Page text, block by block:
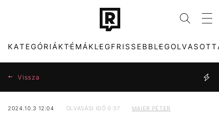
KATEGÓRIÁKTÉMÁKLEGFRISSEBB
Vissza
2024.10.3 12:04 OLVASÁSI IDŐ 0:57 MAIER PÉTER